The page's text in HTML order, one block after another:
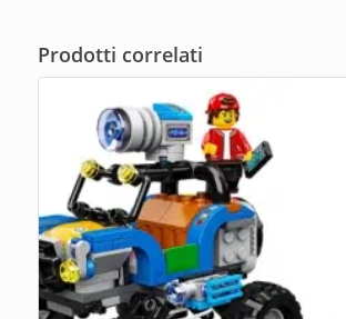
Prodotti correlati